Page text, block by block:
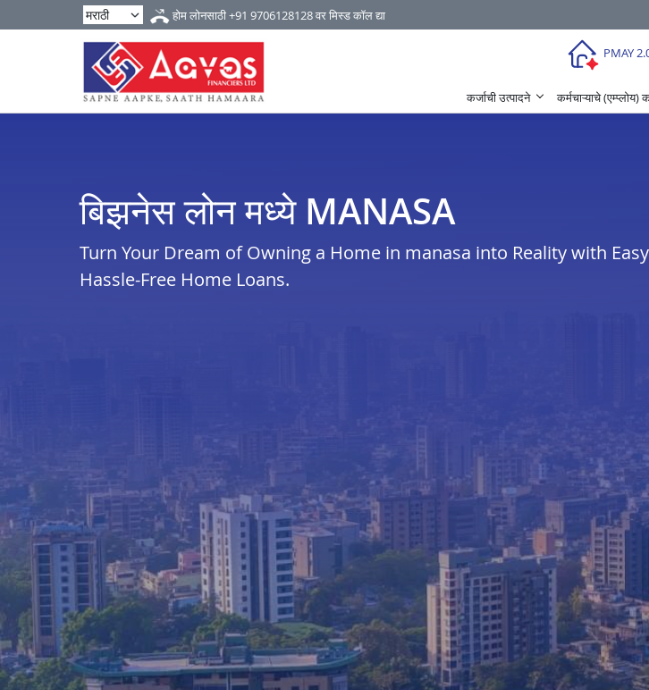
होम लोनसाठी+91 9706128128वर मिस्ड कॉल द्या
PMAY
कर्जाची उत्पादने कर्मचाऱ्याचे (एम्प्लोय)
बिझनेस लोन मध्ये MANASA
Turn Your Dream of Owning a Home in manasa into Reality with
Hassle-Free Home Loans.